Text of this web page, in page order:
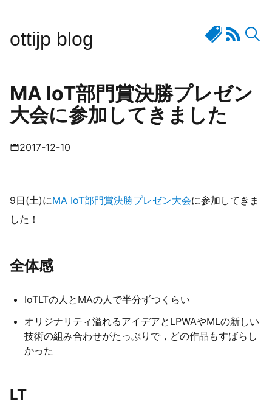
ottijp blog
MA IoT部門賞決勝プレゼン
大会に参加してきました
2017-12-10
9日(土)にMA IoT部門賞決勝プレゼン大会に参加してきま
した！
全体感
IoTLTの人とMAの人で半分ずつくらい
オリジナリティ溢れるアイデアとLPWAやMLの新しい
技術の組み合わせがたっぷりで，どの作品もすばらし
かった
LT